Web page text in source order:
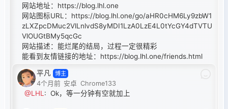
网站地址： https://blog.lhl.one
网站图标URL： https://blog.lhl.one/go/aHR0cHM6Ly9zbW1
zLXZpcDMuc2VlLnlvdS8yMDI1LzA0LzE4L0tYcGY4dTVTU
VlOUGtBMy5qcGc
网站描述：能烂尾的结局，过程一定很精彩
能看到友情链接的地址： https://blog.lhl.one/friends.html
平凡 博主
4个月前 安卓 Chrome133
@LHL : Ok，等一分钟有空就加上